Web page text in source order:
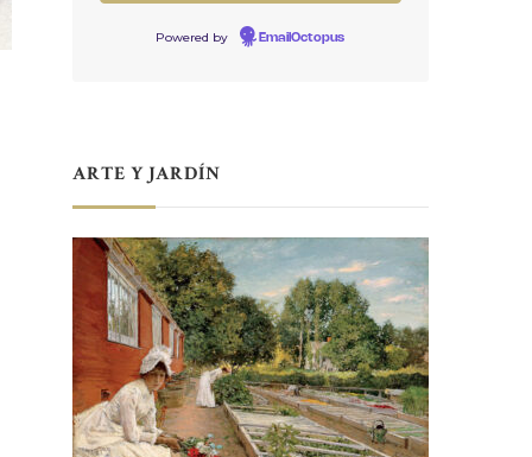
Powered by EmailOctopus
ARTE Y JARDÍN